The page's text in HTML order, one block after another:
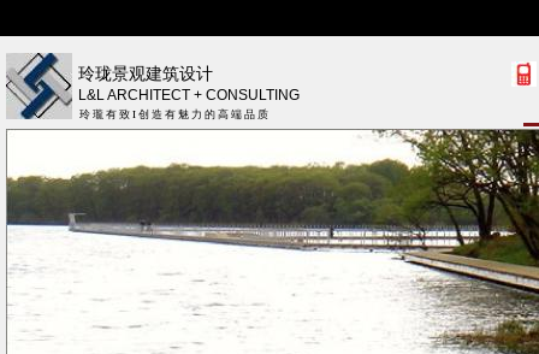
玲珑景观建筑设计
L&L ARCHITECT + CONSULTING
玲 瓏 有 致 I 创 造 有 魅 力 的 高 端 品 质